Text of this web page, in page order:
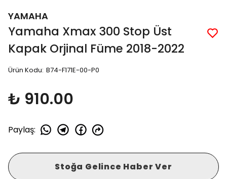
YAMAHA
Yamaha Xmax 300 Stop Üst
Kapak Orjinal Füme 2018-2022
Ürün Kodu: B74-F171E-00-P0
₺ 910.00
Paylaş:
Stoğa Gelince Haber Ver